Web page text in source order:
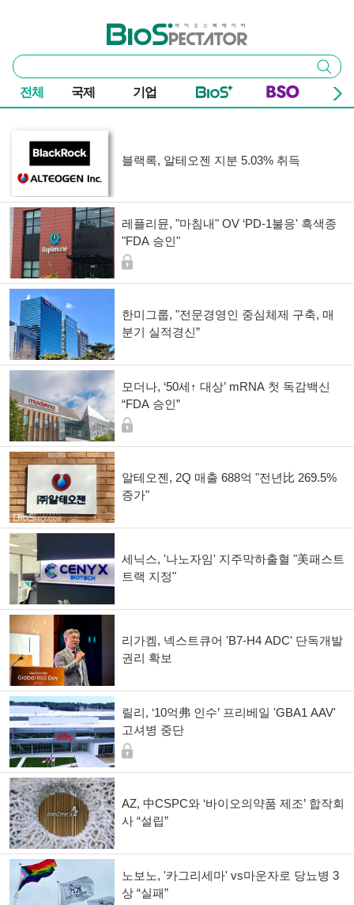
바이오스펙테이터
통
합
검
색
검색
전체 국제 기업
블랙록, 알테오젠 지분 5.03% 취득
레플리뮨, "마침내" OV ‘PD-1불응' 흑색종
"FDA 승인"
한미그룹, "전문경영인 중심체제 구축, 매
분기 실적경신”
모더나, ‘50세↑ 대상’ mRNA 첫 독감백신
“FDA 승인”
알테오젠, 2Q 매출 688억 "전년比 269.5%
증가"
세닉스, '나노자임' 지주막하출혈 "美패스트
트랙 지정"
리가켐, 넥스트큐어 'B7-H4 ADC' 단독개발
권리 확보
릴리, ‘10억弗 인수’ 프리베일 'GBA1 AAV'
고셔병 중단
AZ, 中CSPC와 ‘바이오의약품 제조’ 합작회
사 “설립”
노보노, '카그리세마' vs마운자로 당뇨병 3
상 “실패”